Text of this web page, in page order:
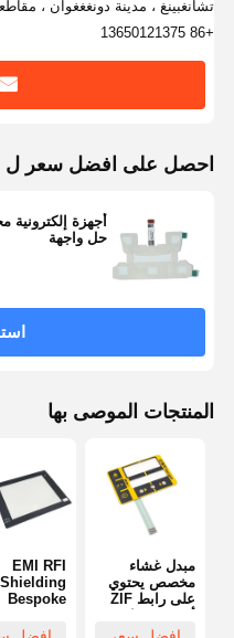
تشانغبينغ ، مدينة دونغغغوان ،
+86 13650121375
احصل على افضل سعر ل
أجهزة
حل واجهة
المنتجات الموصى بها
مبدل غشاء
مخصص يحتوي
على رابط ZIF
للبيئات الرطوبة
EMI RFI
Shielding
Bespoke
Switch